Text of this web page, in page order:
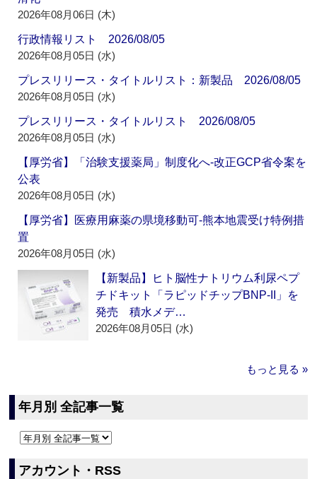
2026年08月06日 (木)
行政情報リスト 2026/08/05
2026年08月05日 (水)
プレスリリース・タイトルリスト：新製品 2026/08/05
2026年08月05日 (水)
プレスリリース・タイトルリスト 2026/08/05
2026年08月05日 (水)
【厚労省】「治験支援薬局」制度化へ‐改正GCP省令案を
公表
2026年08月05日 (水)
【厚労省】医療用麻薬の県境移動可‐熊本地震受け特例措
置
2026年08月05日 (水)
【新製品】ヒト脳性ナトリウム利尿ペプ
チドキット「ラピッドチップBNP-II」を
発売 積水メデ…
2026年08月05日 (水)
もっと見る »
年月別 全記事一覧
アカウント・RSS